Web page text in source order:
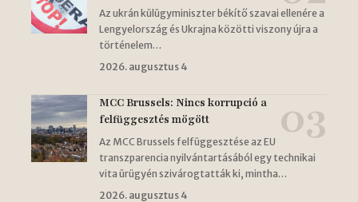
Az ukrán külügyminiszter békítő szavai ellenére a
Lengyelország és Ukrajna közötti viszony újra a
történelem…
2026. augusztus 4
MCC Brussels: Nincs korrupció a
felfüggesztés mögött
Az MCC Brussels felfüggesztése az EU
transzparencia nyilvántartásából egy technikai
vita ürügyén szivárogtatták ki, mintha…
2026. augusztus 4